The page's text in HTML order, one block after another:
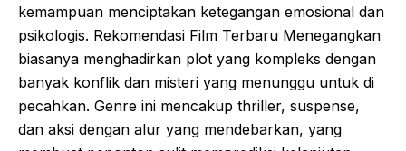
kemampuan menciptakan ketegangan emosional dan
psikologis. Rekomendasi Film Terbaru Menegangkan
biasanya menghadirkan plot yang kompleks dengan
banyak konflik dan misteri yang menunggu untuk di
pecahkan. Genre ini mencakup thriller, suspense,
dan aksi dengan alur yang mendebarkan, yang